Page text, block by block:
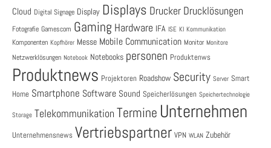
Cloud Digital Signage Display Displays Drucker Drucklösungen
Fotografie Gamescom Gaming Hardware IFA ISE KI Kommunikation
Komponenten Kopfhörer Messe Mobile Communication Monitor Monitore
Netzwerklösungen Notebook Notebooks personen Produktenws
Produktnews Projektoren Roadshow Security Server Smart
Home Smartphone Software Sound Speicherlösungen Speichertechnologie
Storage Telekommunikation Termine Unternehmen
Unternehmensnews Vertriebspartner VPN WLAN Zubehör